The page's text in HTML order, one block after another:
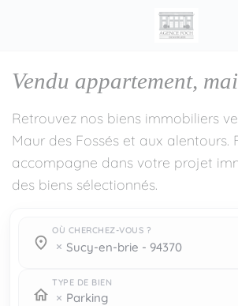
Vendu appartement,
Retrouvez nos biens immobiliers
Maur des Fossés et aux alentours.
accompagne dans votre projet
des biens sélectionnés.
OÙ CHERCHEZ-VOUS ?
Où cherchez-vous ?
sucy-en-brie - 94370
Où cherchez-vous ?
TYPE DE BIEN
Parking